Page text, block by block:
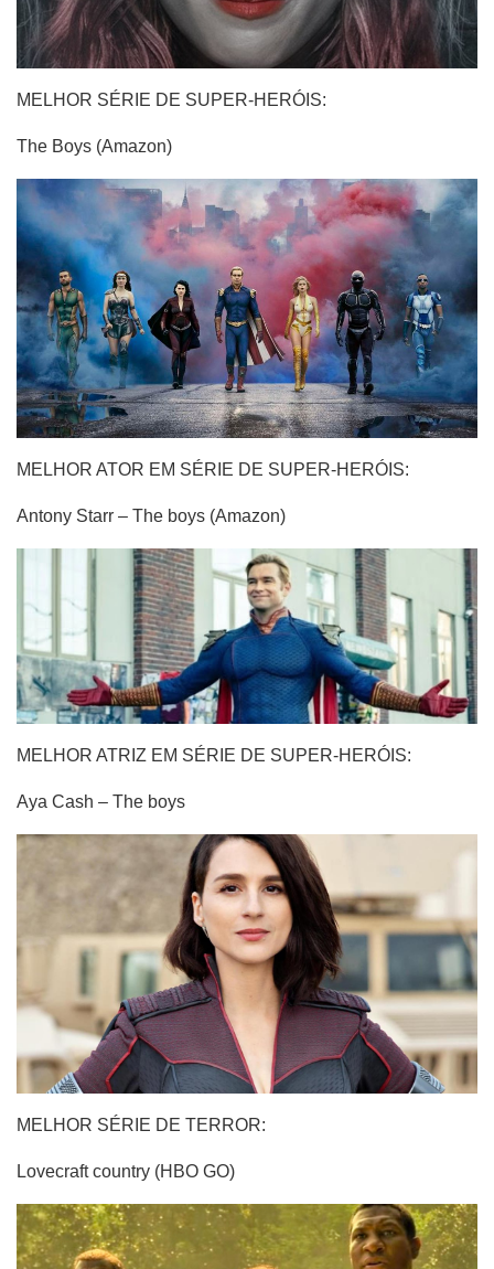
MELHOR SÉRIE DE SUPER-HERÓIS:
The Boys (Amazon)
MELHOR ATOR EM SÉRIE DE SUPER-HERÓIS:
Antony Starr – The boys (Amazon)
MELHOR ATRIZ EM SÉRIE DE SUPER-HERÓIS:
Aya Cash – The boys
MELHOR SÉRIE DE TERROR:
Lovecraft country (HBO GO)